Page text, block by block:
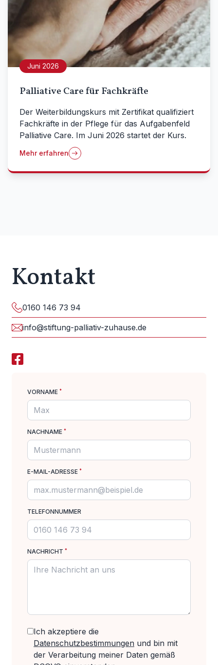
Juni 2026
Palliative Care für Fachkräfte
Der Weiterbildungskurs mit Zertifikat qualifiziert
Fachkräfte in der Pflege für das Aufgabenfeld
Palliative Care. Im Juni 2026 startet der Kurs.
Mehr erfahren
Kontakt
0160 146 73 94
info@stiftung-palliativ-zuhause.de
VORNAME *
NACHNAME *
E-MAIL-ADRESSE *
TELEFONNUMMER
NACHRICHT *
Ich akzeptiere die
Datenschutzbestimmungen und bin mit
der Verarbeitung meiner Daten gemäß